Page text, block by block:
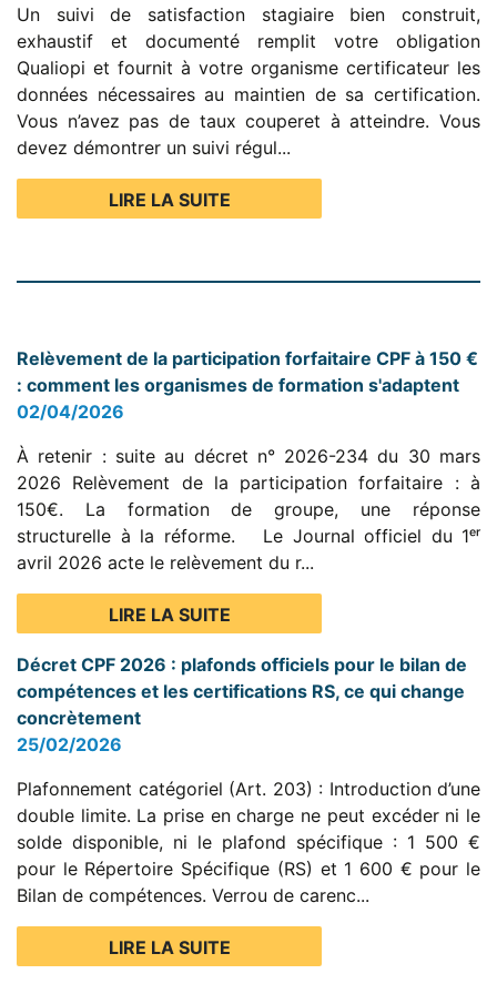
Un suivi de satisfaction stagiaire bien construit,
exhaustif et documenté remplit votre obligation
Qualiopi et fournit à votre organisme certificateur les
données nécessaires au maintien de sa certification.
Vous n’avez pas de taux couperet à atteindre. Vous
devez démontrer un suivi régul...
LIRE LA SUITE
Relèvement de la participation forfaitaire CPF à 150 €
: comment les organismes de formation s'adaptent
02/04/2026
À retenir : suite au décret n° 2026-234 du 30 mars
2026 Relèvement de la participation forfaitaire : à
150€. La formation de groupe, une réponse
structurelle à la réforme. Le Journal officiel du 1ᵉʳ
avril 2026 acte le relèvement du r...
LIRE LA SUITE
Décret CPF 2026 : plafonds officiels pour le bilan de
compétences et les certifications RS, ce qui change
concrètement
25/02/2026
Plafonnement catégoriel (Art. 203) : Introduction d’une
double limite. La prise en charge ne peut excéder ni le
solde disponible, ni le plafond spécifique : 1 500 €
pour le Répertoire Spécifique (RS) et 1 600 € pour le
Bilan de compétences. Verrou de carenc...
LIRE LA SUITE